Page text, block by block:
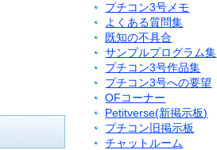
プチコン3号メモ
よくある質問集
既知の不具合
サンプルプログラム集
プチコン3号作品集
プチコン3号への要望
OFコーナー
Petitverse(新掲示板)
プチコン旧掲示板
チャットルーム